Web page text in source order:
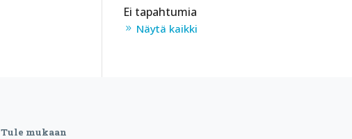
Ei tapahtumia
Näytä kaikki
Tule mukaan